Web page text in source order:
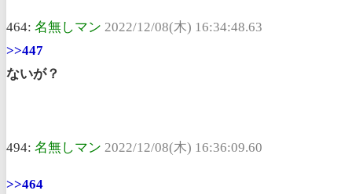
464: 名無しマン 2022/12/08(木) 16:34:48.63
>>447
ないが？
494: 名無しマン 2022/12/08(木) 16:36:09.60
>>464